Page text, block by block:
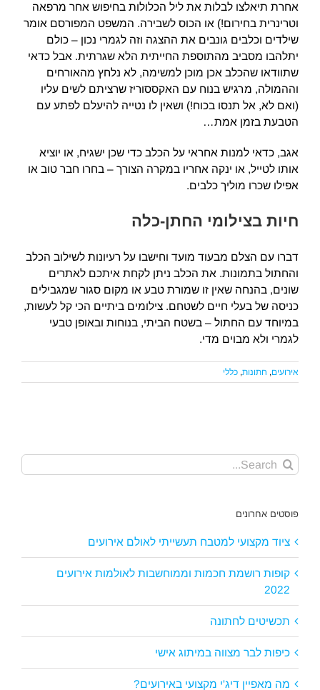
אחרת תיאלצו לבלות את ליל הכלולות בחיפוש אחר מרפאה
וטרינרית בחירום!) או הכוס לשבירה. המשפט המפורסם אומר
שילדים וכלבים גונבים את ההצגה וזה לגמרי נכון – כולם
יתלהבו מסביב מהתוספת החייתית הלא שגרתית. אבל כדאי
שתוודאו שהכלב אכן מוכן למשימה, לא נלחץ מהאורחים
וההמולה, מרגיש בנוח עם האקססוריז שרציתם לשים עליו
(ואם לא, אל תנסו בכוח!) ושאין לו נטייה להיעלם לפתע עם
הטבעת בזמן אמת…
אגב, כדאי למנות אחראי על הכלב כדי שכן ישגיח, או יוציא
אותו לטייל, או ינקה אחריו במקרה הצורך – בחרו חבר טוב או
אפילו שכרו מוליך כלבים.
חיות בצילומי החתן-כלה
דברו עם הצלם מבעוד מועד וחישבו על רעיונות לשילוב הכלב
והחתול בתמונות. את הכלב ניתן לקחת איתכם לאתרים
שונים, בהנחה שאין זו שמורת טבע או מקום סגור שמגבילים
כניסה של בעלי חיים לשטחם. צילומים ביתיים הכי קל לעשות,
במיוחד עם החתול – בשטח הביתי, בנוחות ובאופן טבעי
לגמרי ולא מבוים מדי.
אירועים, חתונות, כללי
Search
for:
פוסטים אחרונים
ציוד מקצועי למטבח תעשייתי לאולם אירועים
קופות רושמת חכמות וממוחשבות לאולמות אירועים
2022
תכשיטים לחתונה
כיפות לבר מצווה במיתוג אישי
מה מאפיין דיג'י מקצועי באירועים?